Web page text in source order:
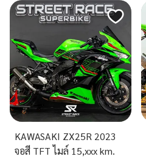
KAWASAKI ZX25R 2023
จอสี TFT ไมล์ 15,xxx km.